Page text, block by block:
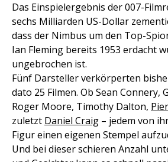
Das Einspielergebnis der 007-
sechs Milliarden US-Dollar
dass der Nimbus um den Top-
Ian Fleming bereits 1953 erdacht
ungebrochen ist.
Fünf Darsteller verkörperten
dato 25 Filmen. Ob Sean Connery,
Roger Moore, Timothy Dalton,
zuletzt Daniel Craig – jedem von
Figur einen eigenen Stempel
Und bei dieser schieren Anzahl